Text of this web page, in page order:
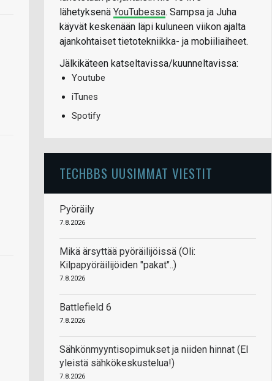
lähetyksenä YouTubessa. Sampsa ja Juha
käyvät keskenään läpi kuluneen viikon ajalta
ajankohtaiset tietotekniikka- ja mobiiliaiheet.
Jälkikäteen katseltavissa/kuunneltavissa:
Youtube
iTunes
Spotify
TECHBBS UUSIMMAT VIESTIT
Pyöräily
7.8.2026
Mikä ärsyttää pyöräilijöissä (Oli:
Kilpapyöräilijöiden "pakat"..)
7.8.2026
Battlefield 6
7.8.2026
Sähkönmyyntisopimukset ja niiden hinnat (EI
yleistä sähkökeskustelua!)
7.8.2026